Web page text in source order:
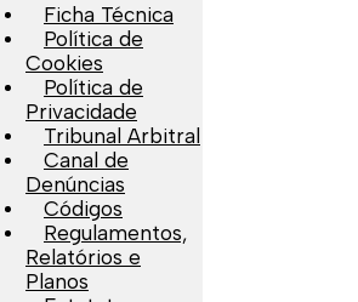
Ficha Técnica
Política de
Cookies
Política de
Privacidade
Tribunal Arbitral
Canal de
Denúncias
Códigos
Regulamentos,
Relatórios e
Planos